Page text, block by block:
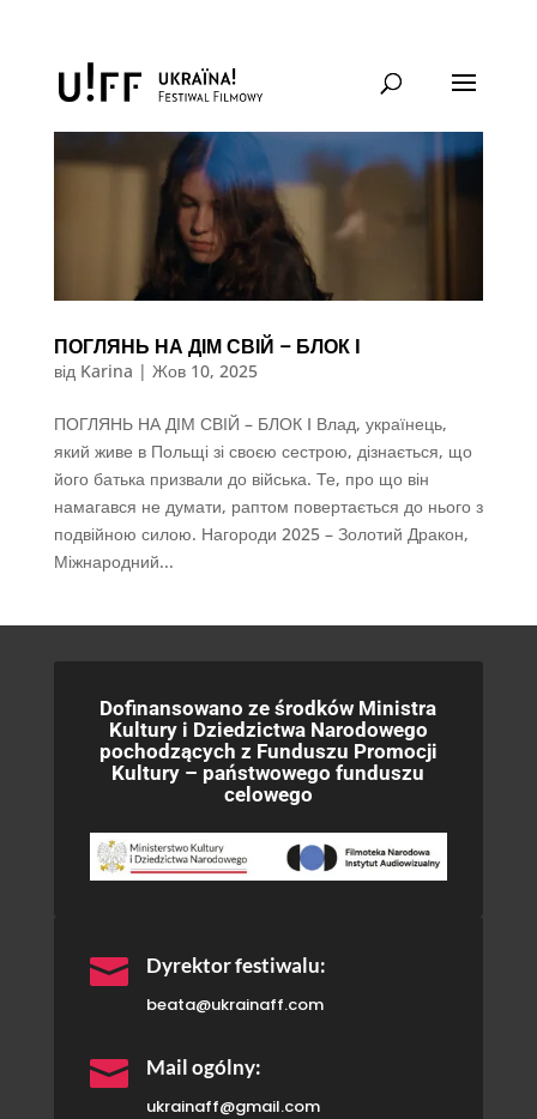
ПОГЛЯНЬ НА ДІМ СВІЙ – БЛОК I
від Karina | Жов 10, 2025
ПОГЛЯНЬ НА ДІМ СВІЙ – БЛОК I Влад, українець,
який живе в Польщі зі своєю сестрою, дізнається, що
його батька призвали до війська. Те, про що він
намагався не думати, раптом повертається до нього з
подвійною силою. Нагороди 2025 – Золотий Дракон,
Міжнародний...
Dofinansowano ze środków Ministra
Kultury i Dziedzictwa Narodowego
pochodzących z Funduszu Promocji
Kultury – państwowego funduszu
celowego
 Dyrektor festiwalu:
beata@ukrainaff.com
 Mail ogólny:
ukrainaff@gmail.com